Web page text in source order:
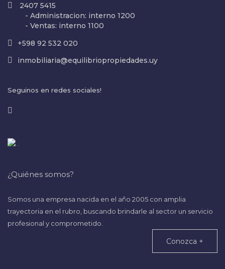
2407 5415
- Administracion: interno 1200
- Ventas: interno 1100
+598 92 532 020
inmobiliaria@equilibriopropiedades.uy
Seguinos en redes sociales!
¿Quiénes somos?
Somos una empresa nacida en el año 2005 con amplia
trayectoria en el rubro, buscando brindarle al sector un servicio
profesional y comprometido.
Conozca +